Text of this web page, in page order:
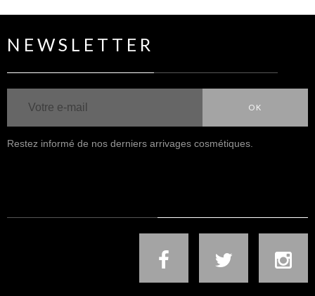
NEWSLETTER
OK
Restez informé de nos derniers arrivages cosmétiques.